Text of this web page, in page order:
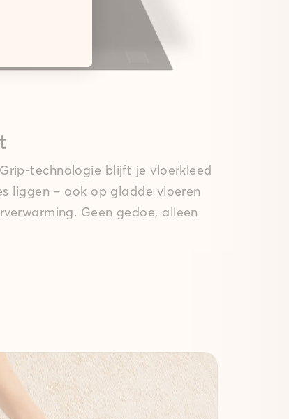
technologie blijft je vloerkleed
liggen – ook op gladde vloeren
Geen gedoe, alleen